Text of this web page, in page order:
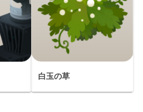
白玉の草